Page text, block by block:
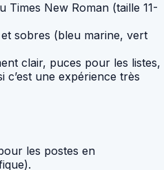
Times New Roman (taille 11-
sobres (bleu marine, vert
clair, puces pour les listes,
c’est une expérience très
les postes en